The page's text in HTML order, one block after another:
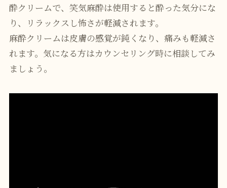
酔クリームで、笑気麻酔は使用すると酔った気分にな
り、リラックスし怖さが軽減されます。
麻酔クリームは皮膚の感覚が鈍くなり、痛みも軽減さ
れます。気になる方はカウンセリング時に相談してみ
ましょう。